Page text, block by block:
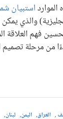
استبيان
والذي
فهم العلاقة
من مرحلة تصميم
العراق اليمن لبنان